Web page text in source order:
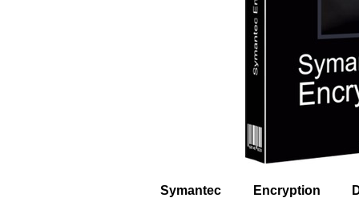
Symantec Encryption